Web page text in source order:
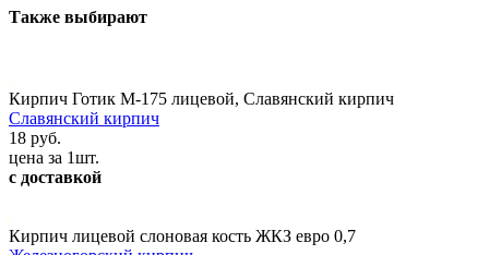
Также выбирают
Кирпич Готик М-175 лицевой, Славянский кирпич
Славянский кирпич
18 руб.
цена за 1шт.
с доставкой
Кирпич лицевой слоновая кость ЖКЗ евро 0,7